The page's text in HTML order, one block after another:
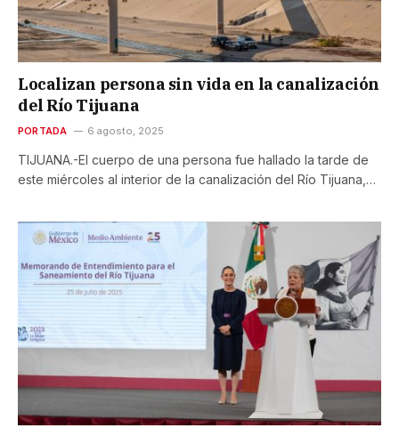
Localizan persona sin vida en la canalización
del Río Tijuana
PORTADA 6 agosto, 2025
TIJUANA.-El cuerpo de una persona fue hallado la tarde de
este miércoles al interior de la canalización del Río Tijuana,…